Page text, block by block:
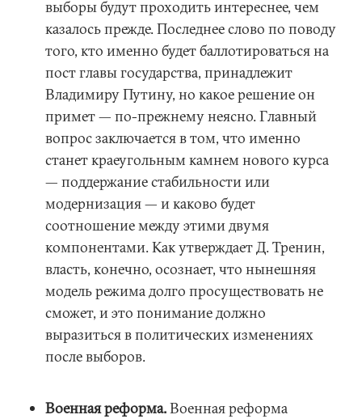
выборы будут проходить интереснее, чем
казалось прежде. Последнее слово по поводу
того, кто именно будет баллотироваться на
пост главы государства, принадлежит
Владимиру Путину, но какое решение он
примет — по-прежнему неясно. Главный
вопрос заключается в том, что именно
станет краеугольным камнем нового курса
— поддержание стабильности или
модернизация — и каково будет
соотношение между этими двумя
компонентами. Как утверждает Д. Тренин,
власть, конечно, осознает, что нынешняя
модель режима долго просуществовать не
сможет, и это понимание должно
выразиться в политических изменениях
после выборов.
Военная реформа.Военная реформа